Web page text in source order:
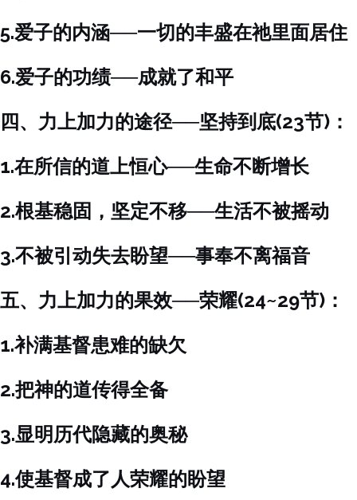
5.爱子的内涵──一切的丰盛在祂里面居住
6.爱子的功绩──成就了和平
四、力上加力的途径──坚持到底(23节)：
1.在所信的道上恒心──生命不断增长
2.根基稳固，坚定不移──生活不被摇动
3.不被引动失去盼望──事奉不离福音
五、力上加力的果效──荣耀(24~29节)：
1.补满基督患难的缺欠
2.把神的道传得全备
3.显明历代隐藏的奥秘
4.使基督成了人荣耀的盼望